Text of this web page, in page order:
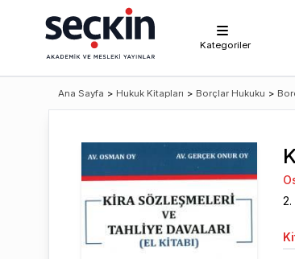
Kategoriler
Ana Sayfa > Hukuk Kitapları > Borçlar Hukuku >
2.